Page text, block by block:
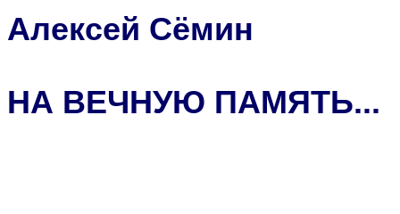
Алексей Сёмин
НА ВЕЧНУЮ ПАМЯТЬ...